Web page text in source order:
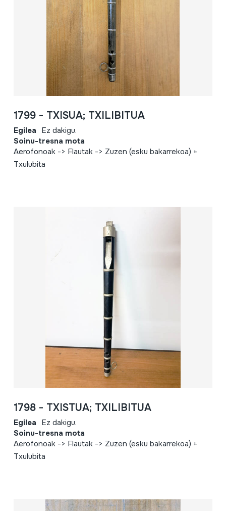
1799 - TXISUA; TXILIBITUA
Egilea Ez dakigu.
Soinu-tresna mota
Aerofonoak -> Flautak -> Zuzen (esku bakarrekoa) +
Txulubita
1798 - TXISTUA; TXILIBITUA
Egilea Ez dakigu.
Soinu-tresna mota
Aerofonoak -> Flautak -> Zuzen (esku bakarrekoa) +
Txulubita